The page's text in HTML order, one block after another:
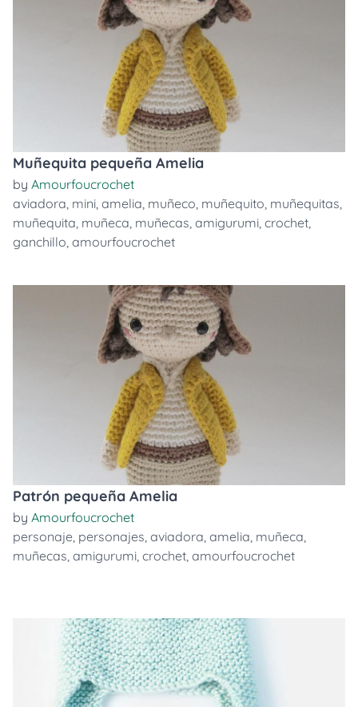
Muñequita pequeña Amelia
by Amourfoucrochet
aviadora, mini, amelia, muñeco, muñequito, muñequitas,
muñequita, muñeca, muñecas, amigurumi, crochet,
ganchillo, amourfoucrochet
Patrón pequeña Amelia
by Amourfoucrochet
personaje, personajes, aviadora, amelia, muñeca,
muñecas, amigurumi, crochet, amourfoucrochet